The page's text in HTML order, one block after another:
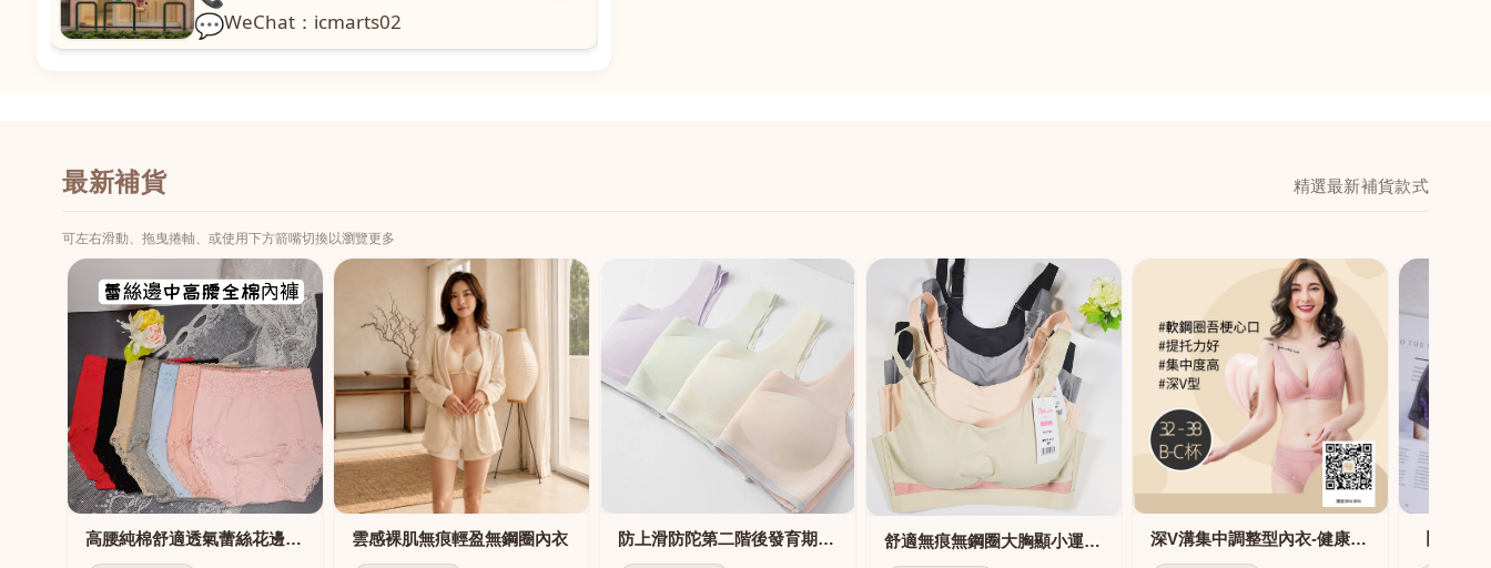
💬WeChat：icmarts05
最新補貨 精選最新補貨款式
可左右滑動、拖曳捲軸、或使用下方箭嘴切換以瀏覽更多
高腰純棉舒適透氣蕾絲花邊三角褲 雲感裸肌無痕輕盈無鋼圈內衣 防上滑防陀第二階後發育期內衣 舒適無痕無鋼圈大胸顯小運動內衣 深V溝集中調整型內衣-健康軟鋼圈